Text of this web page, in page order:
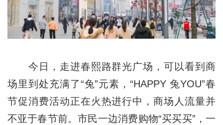
今日，走进春熙路群光广场，可以看到商
场里到处充满了“兔”元素，“HAPPY 兔YOU”春
节促消费活动正在火热进行中，商场人流量并
不亚于春节前。市民一边消费购物“买买买”，一